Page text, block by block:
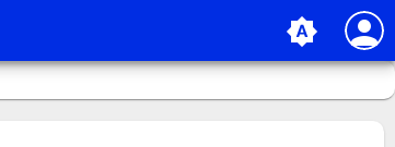
person
brightness_auto